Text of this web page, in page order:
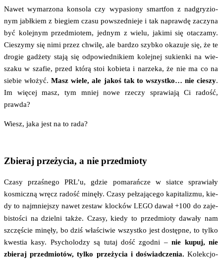
Nawet wyma­rzo­na kon­so­la czy wypa­sio­ny smart­fon z nad­gry­zio­
nym jabł­kiem z bie­giem cza­su powsze­dnie­je i tak napraw­dę zaczy­na
być kolej­nym przed­mio­tem, jed­nym z wie­lu, jaki­mi się ota­cza­my.
Cie­szy­my się nimi przez chwi­lę, ale bar­dzo szyb­ko oka­zu­je się, że te
dro­gie gadże­ty sta­ją się odpo­wied­ni­kiem kolej­nej sukien­ki na wie­
sza­ku w sza­fie, przed któ­rą stoi kobie­ta i narze­ka, że nie ma co na
sie­bie wło­żyć.Masz wie­le, ale jakoś tak to wszyst­ko… nie cie­szy.
Im wię­cej masz, tym mniej nowe rze­czy spra­wia­ją Ci radość,
prawda?
Wiesz, jaka jest na to rada?
Zbieraj przeżycia, a nie przedmioty
Cza­sy prza­śne­go PRL’u, gdzie poma­rań­cze w siat­ce spra­wia­ły
kosmicz­ną wręcz radość minę­ły. Cza­sy peł­za­ją­ce­go kapi­ta­li­zmu, kie­
dy to naj­mniej­szy nawet zestaw kloc­ków LEGOdawał +100 do zaje­
bi­sto­ści na dziel­ni tak­że. Cza­sy, kie­dy to przed­mio­ty dawa­ły nam
szczę­ście minę­ły, bo dziś wła­ści­wie wszyst­ko jest dostęp­ne, to tyl­ko
kwe­stia kasy. Psy­cho­lo­dzy są tutaj dość zgod­ni –nie kupuj, nie
zbie­raj przed­mio­tów, tyl­ko prze­ży­cia i doświad­cze­nia. Kolek­cjo­